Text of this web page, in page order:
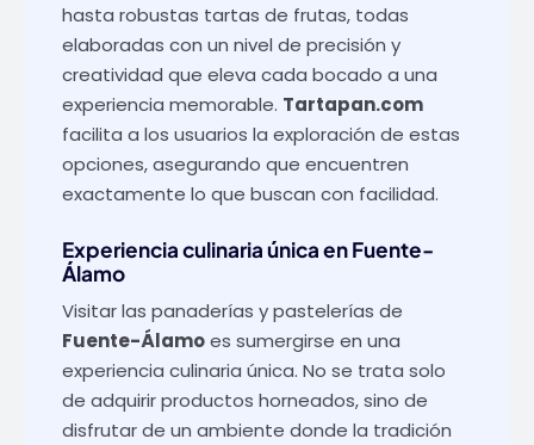
hasta robustas tartas de frutas, todas
elaboradas con un nivel de precisión y
creatividad que eleva cada bocado a una
experiencia memorable. Tartapan.com
facilita a los usuarios la exploración de estas
opciones, asegurando que encuentren
exactamente lo que buscan con facilidad.
Experiencia culinaria única en Fuente-
Álamo
Visitar las panaderías y pastelerías de
Fuente-Álamoes sumergirse en una
experiencia culinaria única. No se trata solo
de adquirir productos horneados, sino de
disfrutar de un ambiente donde la tradición